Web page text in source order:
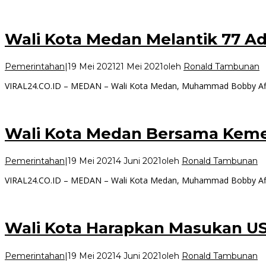
Wali Kota Medan Melantik 77
Pemerintahan|19 Mei 202121 Mei 2021oleh Ronald Tambunan
VIRAL24.CO.ID – MEDAN – Wali Kota Medan, Muhammad Bobby
Wali Kota Medan Bersama
Pemerintahan 19 Mei 20214 Juni 2021 oleh Ronald Tambunan
VIRAL24.CO.ID – MEDAN – Wali Kota Medan, Muhammad Bobby
Wali Kota Harapkan Masukan
Pemerintahan|19 Mei 20214 Juni 2021oleh Ronald Tambunan